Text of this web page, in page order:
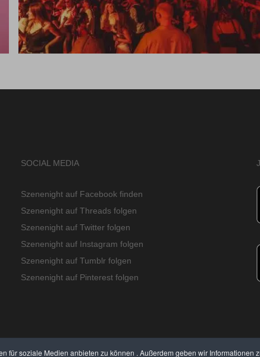
für soziale Medien anbieten zu können . Außerdem geben wir
SOCIAL MEDIA
Szenenight auf Facebook finden
Szenenight auf Threads folgen
Szenenight auf Twitter folgen
Szenenight auf Instagram folgen
Szenenight auf Tumblr folgen
Szenenight auf Pinterest folgen